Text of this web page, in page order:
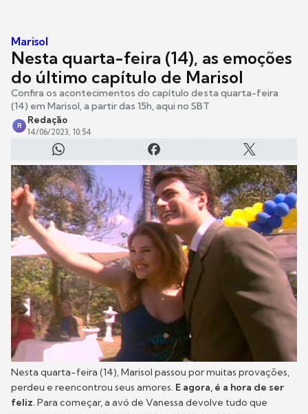
Marisol
Nesta quarta-feira (14), as emoções
do último capítulo de Marisol
Confira os acontecimentos do capítulo desta quarta-feira
(14) em Marisol, a partir das 15h, aqui no SBT
R
Redação
14/06/2023, 10:54
Nesta quarta-feira (14), Marisol passou por muitas provações,
perdeu e reencontrou seus amores. E agora, é a hora de ser
feliz. Para começar, a avó de Vanessa devolve tudo que